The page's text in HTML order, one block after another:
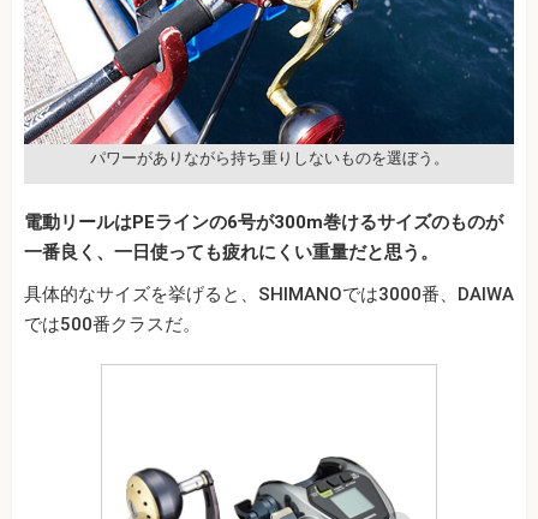
パワーがありながら持ち重りしないものを選ぼう。
電動リールはPEラインの6号が300m巻けるサイズのものが
一番良く、一日使っても疲れにくい重量だと思う。
具体的なサイズを挙げると、SHIMANOでは3000番、DAIWA
では500番クラスだ。